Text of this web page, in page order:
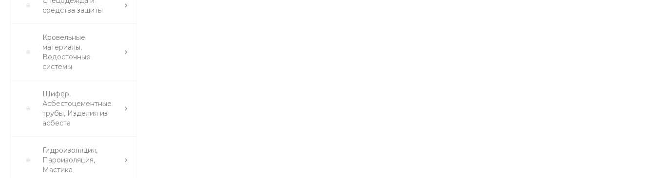
средства защиты
Кровельные
материалы,
Водосточные
системы
Шифер,
Асбестоцементные
трубы, Изделия из
асбеста
Гидроизоляция,
Пароизоляция,
Мастика